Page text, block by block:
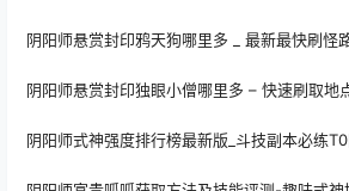
阴阳师悬赏封印鸦天狗哪里多 _ 最新最快刷怪
阴阳师悬赏封印独眼小僧哪里多 – 快速刷取地
阴阳师式神强度排行榜最新版_斗技副本必练